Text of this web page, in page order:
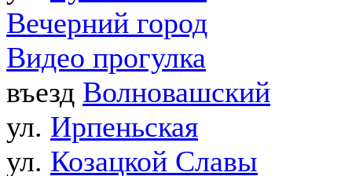
Вечерний город
Видео прогулка
въезд Волновашский
ул. Ирпеньская
ул. Козацкой Славы